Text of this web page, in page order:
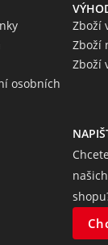
osobních
Zboží
Zboží
Zboží